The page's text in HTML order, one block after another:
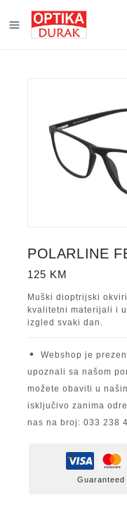
POLARLINE
125 KM
Muški dioptrijski
kvalitetni materijali i
izgled svaki dan.
Webshop je
upoznali sa našom
možete obaviti u
isključivo zanima
nas na broj: 033 238